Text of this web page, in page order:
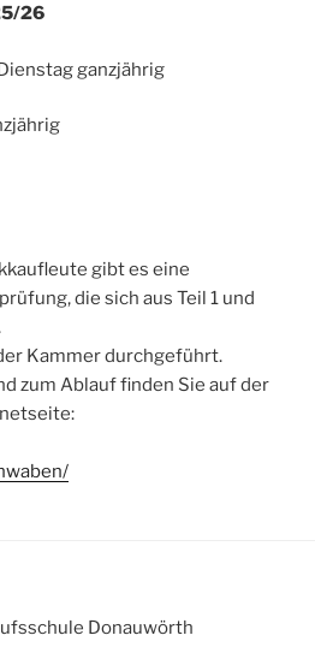
26
ganzjährig
gibt es eine
die sich aus Teil 1 und
Kammer durchgeführt.
zum Ablauf finden Sie auf der
Donauwörth